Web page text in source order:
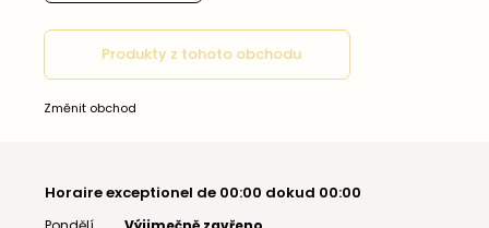
Produkty z tohoto obchodu
Změnit obchod
Horaire exceptionel de 00:00 dokud 00:00